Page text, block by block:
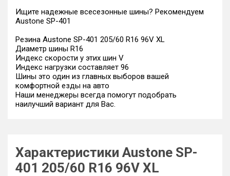
Ищите надежные всесезонные шины? Рекомендуем
Austone SP-401
Резина Austone SP-401 205/60 R16 96V XL
Диаметр шины R16
Индекс скорости у этих шин V
Индекс нагрузки составляет 96
Шины это один из главных выборов вашей
комфортной езды на авто
Наши менеджеры всегда помогут подобрать
наилучший вариант для Вас.
Характеристики Austone SP-
401 205/60 R16 96V XL